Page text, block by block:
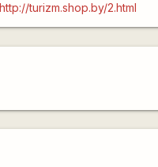
http://turizm.shop.by/2.html